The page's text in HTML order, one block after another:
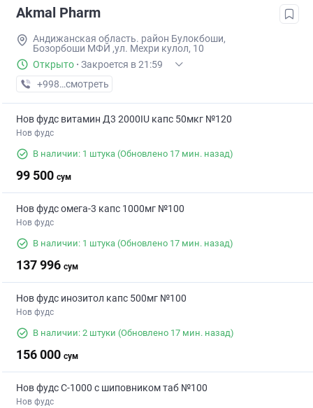
Akmal Pharm
Андижанская область. район Булокбоши,
Бозорбоши МФЙ ,ул. Мехри кулол, 10
Открыто · Закроется в 21:59
+998 (88) XXX-XX-XX
смотреть
Нов фудс витамин Д3 2000IU капс 50мкг №120
Нов фудс
В наличии: 1 штука (Обновлено 17 мин. назад)
99 500 сум
Нов фудс омега-3 капс 1000мг №100
Нов фудс
В наличии: 1 штука (Обновлено 17 мин. назад)
137 996 сум
Нов фудс инозитол капс 500мг №100
Нов фудс
В наличии: 2 штуки (Обновлено 17 мин. назад)
156 000 сум
Нов фудс С-1000 с шиповником таб №100
Нов фудс